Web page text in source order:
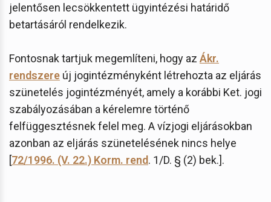
jelentősen lecsökkentett ügyintézési határidő
betartásáról rendelkezik.
Fontosnak tartjuk megemlíteni, hogy az Ákr.
rendszere új jogintézményként létrehozta az eljárás
szünetelés jogintézményét, amely a korábbi Ket. jogi
szabályozásában a kérelemre történő
felfüggesztésnek felel meg. A vízjogi eljárásokban
azonban az eljárás szünetelésének nincs helye
[72/1996. (V. 22.) Korm. rend. 1/D. § (2) bek.].